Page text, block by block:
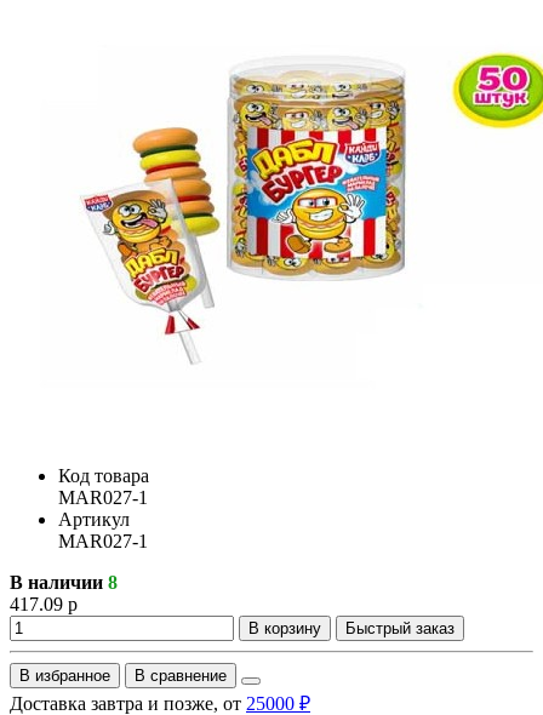
Код товара
MAR027-1
Артикул
MAR027-1
В наличии 8
417.09 р
В корзину Быстрый заказ
В избранное В сравнение
Доставка завтра и позже, от 25000 ₽